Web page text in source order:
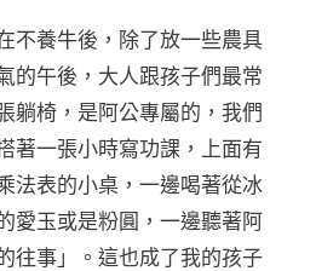
不養牛後，除了放一些農具
的午後，大人跟孩子們最常
躺椅，是阿公專屬的，我們
著一張小時寫功課，上面有
法表的小桌，一邊喝著從冰
愛玉或是粉圓，一邊聽著阿
往事」。這也成了我的孩子